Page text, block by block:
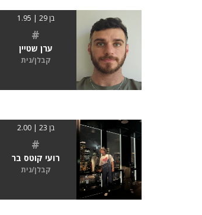
בן 29 | 1.95
#
ערן שטיין
קבלן/נית
בן 23 | 2.00
#
רועי קוטס בר
קבלן/נית